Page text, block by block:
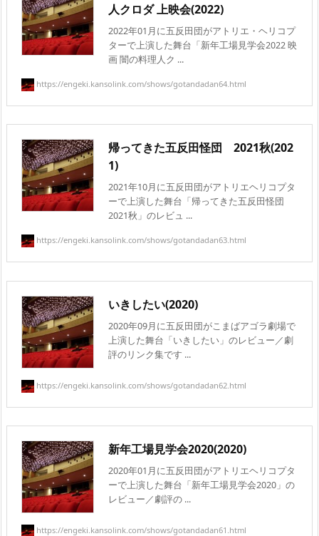
人クロダ 上映会(2022)
2022年01月に五反田団がアトリエ・ヘリコプ
ターで上演した舞台「新年工場見学会2022 映
画 闇の料理人ク ...
https://engeki.kansolink.com/shows/gotandadan64.html
帰ってきた五反田怪団 2021秋(202
1)
2021年10月に五反田団がアトリエヘリコプタ
ーで上演した舞台「帰ってきた五反田怪団
2021秋」のレビュ ...
https://engeki.kansolink.com/shows/gotandadan63.html
いきしたい(2020)
2020年09月に五反田団がこまばアゴラ劇場で
上演した舞台「いきしたい」のレビュー／劇
評のリンク集です ...
https://engeki.kansolink.com/shows/gotandadan62.html
新年工場見学会2020(2020)
2020年01月に五反田団がアトリエヘリコプタ
ーで上演した舞台「新年工場見学会2020」の
レビュー／劇評の ...
https://engeki.kansolink.com/shows/gotandadan61.html